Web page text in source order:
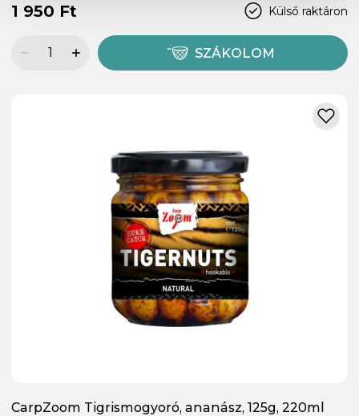
Külső raktáron
1 950 Ft
SZÁKOLOM
CarpZoom Tigrismogyoró, ananász, 125g, 220ml